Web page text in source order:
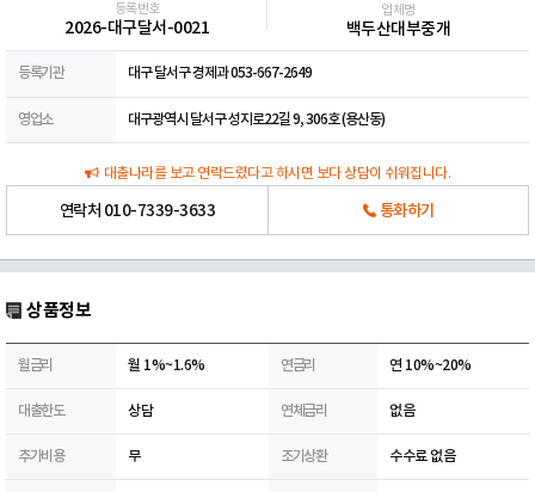
등록번호
2026-대구달서-0021
업체명
백두산대부중개
등록기관 대구 달서구 경제과 053-667-2649
영업소 대구광역시 달서구 성지로22길 9, 306호 (용산동)
대출나라를 보고 연락드렸다고 하시면 보다 상담이 쉬워집니다.
연락처 010-7339-3633 통화하기
상품정보
월금리 월 1%~1.6% 연금리 연 10%~20%
대출한도 상담 연체금리 없음
추가비용 무 조기상환 수수료 없음